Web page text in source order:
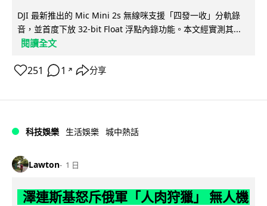
DJI 最新推出的 Mic Mini 2s 無線咪支援「四發一收」分軌錄
音，並首度下放 32-bit Float 浮點內錄功能。本文經實測其...
閱讀全文
251 1 ↗ 分享
科技娛樂 生活娛樂 城中熱話
Lawton 1 日
澤連斯基怒斥俄軍「人肉狩獵」 無人機